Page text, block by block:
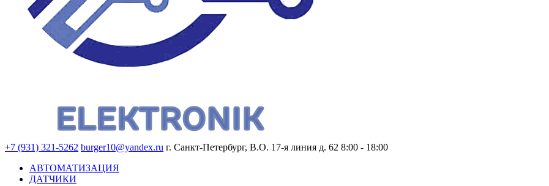
+7 (931) 321-5262 burger10@yandex.ru г. Санкт-Петербург, В.О. 17-я линия д. 62 8:00 - 18:00
АВТОМАТИЗАЦИЯ
ДАТЧИКИ